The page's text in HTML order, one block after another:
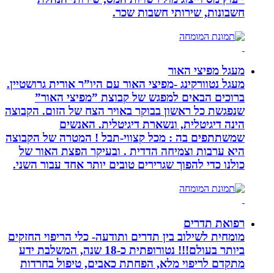
חשבונות, שירותי חשבות שכר.
מעגל מפיצי האור
מעגל נטוורקינג -מפיצי האור עם היו”ר אורית גרושטיין.
ברוכים הבאים למפגש של קבוצת ”מפיצי האור”
שנפגשת כל ראשון בבוקר באויר הצח של הזום. הקבוצה
הינה דיגיטלית, ונשארת דיגיטלית. האנשים
שמשתתפים בה : מכל קצווי-תבל ! המטרה של הקבוצה
היא ערבות וצמיחה הדדית . ובעיקר הפצת האור של
כולנו כדי להפוך שגרירים טובים יותר אחד עבור השני.
רפואת תדרים
מומחית לשילוב בין תדרים ותודעה- כלי הריפוי החזקים
ביותר בעולם!!! נטורופתית כ-18 שנה, המשלבת ידע
מתקדם לריפוי מלא, הפחתת כאבים, טיפול בחרדות